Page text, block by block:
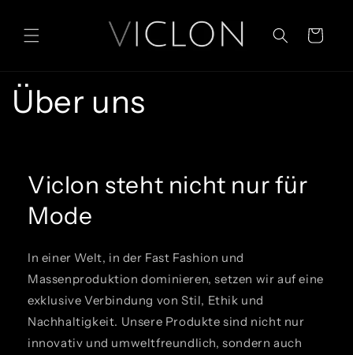
Inhalt
Warenkorb
Über uns
Viclon steht nicht nur für
Mode
In einer Welt, in der Fast Fashion und
Massenproduktion dominieren, setzen wir auf eine
exklusive Verbindung von Stil, Ethik und
Nachhaltigkeit. Unsere Produkte sind nicht nur
innovativ und umweltfreundlich, sondern auch